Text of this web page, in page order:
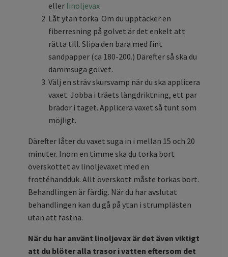
eller linoljevax
Låt ytan torka. Om du upptäcker en
fiberresning på golvet är det enkelt att
rätta till. Slipa den bara med fint
sandpapper (ca 180-200.) Därefter så ska du
dammsuga golvet.
Välj en sträv skursvamp när du ska applicera
vaxet. Jobba i träets längdriktning, ett par
brädor i taget. Applicera vaxet så tunt som
möjligt.
Därefter låter du vaxet suga in i mellan 15 och 20
minuter. Inom en timme ska du torka bort
överskottet av linoljevaxet med en
frottéhandduk. Allt överskott måste torkas bort.
Behandlingen är färdig. När du har avslutat
behandlingen kan du gå på ytan i strumplästen
utan att fastna.
När du har använt linoljevax är det även viktigt
att du blöter alla trasor i vatten eftersom det